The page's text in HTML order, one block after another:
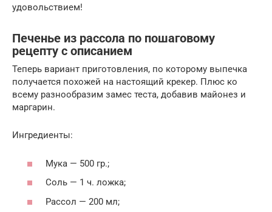
удовольствием!
Печенье из рассола по пошаговому
рецепту с описанием
Теперь вариант приготовления, по которому выпечка
получается похожей на настоящий крекер. Плюс ко
всему разнообразим замес теста, добавив майонез и
маргарин.
Ингредиенты:
Мука — 500 гр.;
Соль — 1 ч. ложка;
Рассол — 200 мл;